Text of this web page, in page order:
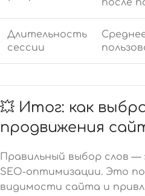
после
Длительность
сессии
💥 Итог: как
продвижения
Правильный выбор слов
SEO-оптимизации. Это
видимости сайта и